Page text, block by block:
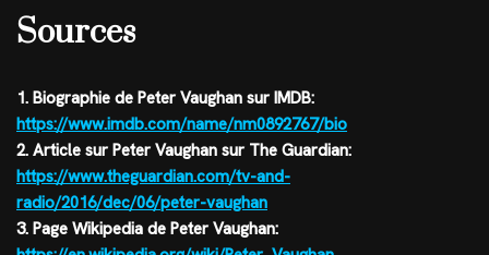
Sources
1. Biographie de Peter Vaughan sur IMDB:
https://www.imdb.com/name/nm0892767/bio
2. Article sur Peter Vaughan sur The Guardian:
https://www.theguardian.com/tv-and-
radio/2016/dec/06/peter-vaughan
3. Page Wikipedia de Peter Vaughan: